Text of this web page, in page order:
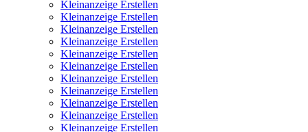
Kleinanzeige Erstellen
Kleinanzeige Erstellen
Kleinanzeige Erstellen
Kleinanzeige Erstellen
Kleinanzeige Erstellen
Kleinanzeige Erstellen
Kleinanzeige Erstellen
Kleinanzeige Erstellen
Kleinanzeige Erstellen
Kleinanzeige Erstellen
Kleinanzeige Erstellen